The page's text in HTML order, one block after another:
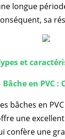
longue
sa
et
Bâche en PVC
bâches en
une
confère une